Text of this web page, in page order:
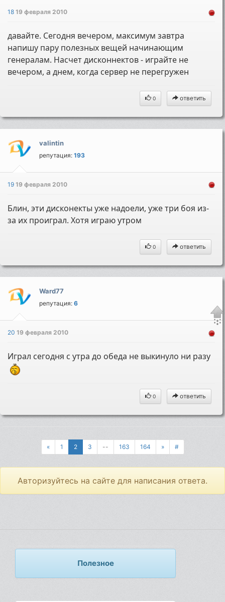
1819 февраля 2010
давайте. Сегодня вечером, максимум завтра
напишу пару полезных вещей начинающим
генералам. Насчет дисконнектов - играйте не
вечером, а днем, когда сервер не перегружен
0 ответить
valintin
репутация:193
1919 февраля 2010
Блин, эти дисконекты уже надоели, уже три боя из-
за их проиграл. Хотя играю утром
0 ответить
Ward77
репутация:6
2019 февраля 2010
Играл сегодня с утра до обеда не выкинуло ни разу
0 ответить
« 1 2 3 -- 163 164 » #
Авторизуйтесь на сайте для написания ответа.
Полезное